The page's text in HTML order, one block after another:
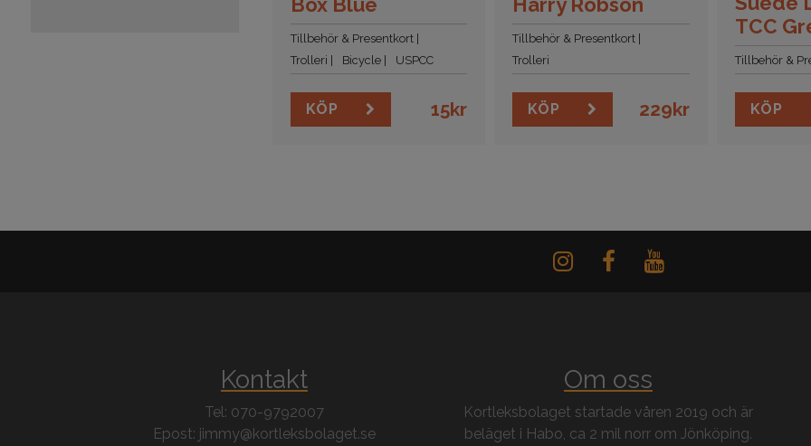
Box Blue
Tillbehör & Presentkort
Trolleri
Bicycle USPCC
KÖP 15kr
Harry Robson
Tillbehör & Presentkort
Trolleri
KÖP 229kr
TCC
Tillbehör &
KÖP
Kontakt
Tel: 070-9792007
Epost: jimmy@kortleksbolaget.se
Om oss
Kortleksbolaget startade våren 2019 och är
beläget i Habo, ca 2 mil norr om Jönköping.